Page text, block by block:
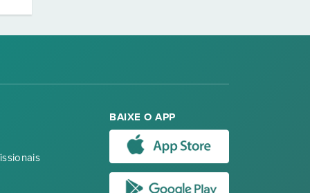
BAIXE O APP